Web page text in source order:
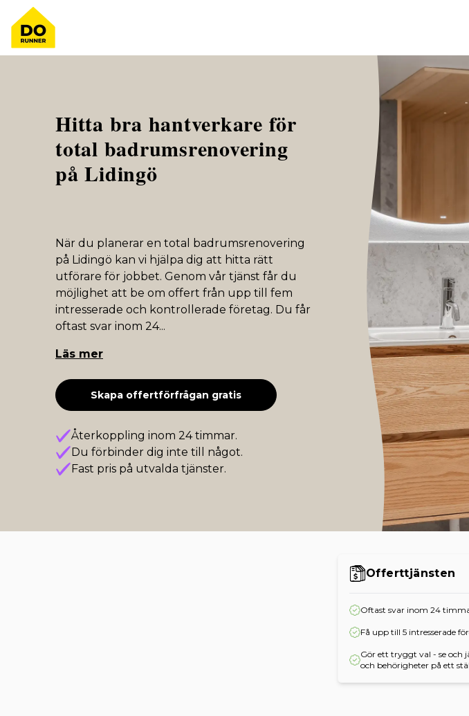
Hitta bra hantverkare för
total badrumsrenovering
på Lidingö
När du planerar en total badrumsrenovering
på Lidingö kan vi hjälpa dig att hitta rätt
utförare för jobbet. Genom vår tjänst får du
möjlighet att be om offert från upp till fem
intresserade och kontrollerade företag. Du får
oftast svar inom 24...
Läs mer
Skapa offertförfrågan gratis
Återkoppling inom 24 timmar.
Du förbinder dig inte till något.
Fast pris på utvalda tjänster.
Offerttjänsten
Oftast svar inom 24
Få upp till 5 intresserade
Gör ett tryggt val - se och
och behörigheter på ett